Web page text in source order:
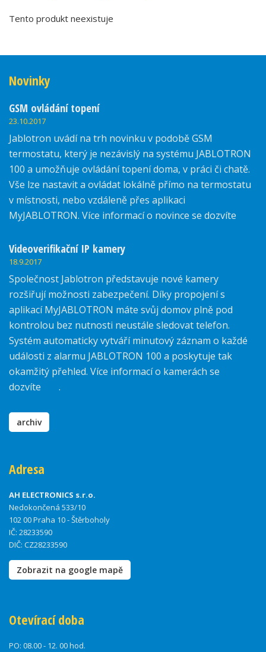
Tento produkt neexistuje
Novinky
GSM ovládání topení
23.10.2017
Jablotron uvádí na trh novinku v podobě GSM
termostatu, který je nezávislý na systému JABLOTRON
100 a umožňuje ovládání topení doma, v práci či chatě.
Vše lze nastavit a ovládat lokálně přímo na termostatu
v místnosti, nebo vzdáleně přes aplikaci
MyJABLOTRON. Více informací o novince se dozvíte
Videoverifikační IP kamery
18.9.2017
Společnost Jablotron představuje nové kamery
rozšiřují možnosti zabezpečení. Díky propojení s
aplikací MyJABLOTRON máte svůj domov plně pod
kontrolou bez nutnosti neustále sledovat telefon.
Systém automaticky vytváří minutový záznam o každé
události z alarmu JABLOTRON 100 a poskytuje tak
okamžitý přehled. Více informací o kamerách se
dozvíte
.
archiv
Adresa
AH ELECTRONICS s.r.o.
Nedokončená 533/10
102 00 Praha 10 - Štěrboholy
IČ: 28233590
DIČ: CZ28233590
Zobrazit na google mapě
Otevírací doba
PO: 08.00 - 12. 00 hod.